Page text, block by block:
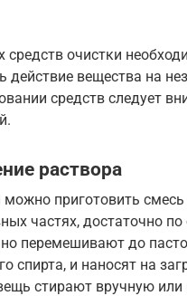
очистки
вещества на
средств следует
раствора
приготовить
частях, достаточно
перемешивают до
спирта, и наносят на
стирают вручную